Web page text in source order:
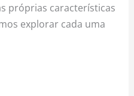
próprias características
explorar cada uma